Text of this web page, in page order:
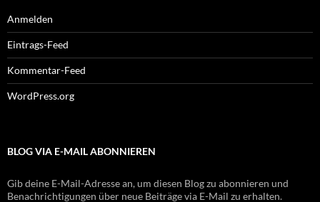
Anmelden
Eintrags-Feed
Kommentar-Feed
WordPress.org
BLOG VIA E-MAIL ABONNIEREN
Gib deine E-Mail-Adresse an, um diesen Blog zu abonnieren und
Benachrichtigungen über neue Beiträge via E-Mail zu erhalten.